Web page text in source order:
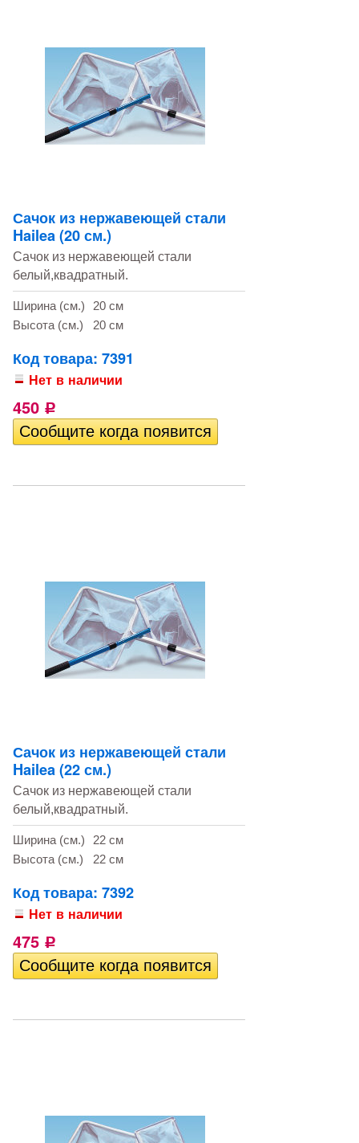
Сачок из нержавеющей стали
Hailea (20 см.)
Сачок из нержавеющей стали
белый,квадратный.
Ширина (см.)
20 см
Высота (см.)
20 см
Код товара: 7391
Нет в наличии
450 Р
Сачок из нержавеющей стали
Hailea (22 см.)
Сачок из нержавеющей стали
белый,квадратный.
Ширина (см.)
22 см
Высота (см.)
22 см
Код товара: 7392
Нет в наличии
475 Р